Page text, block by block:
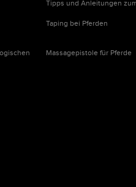
Tipps und Anleitungen
Taping bei Pferden
Massagepistole für Pferde